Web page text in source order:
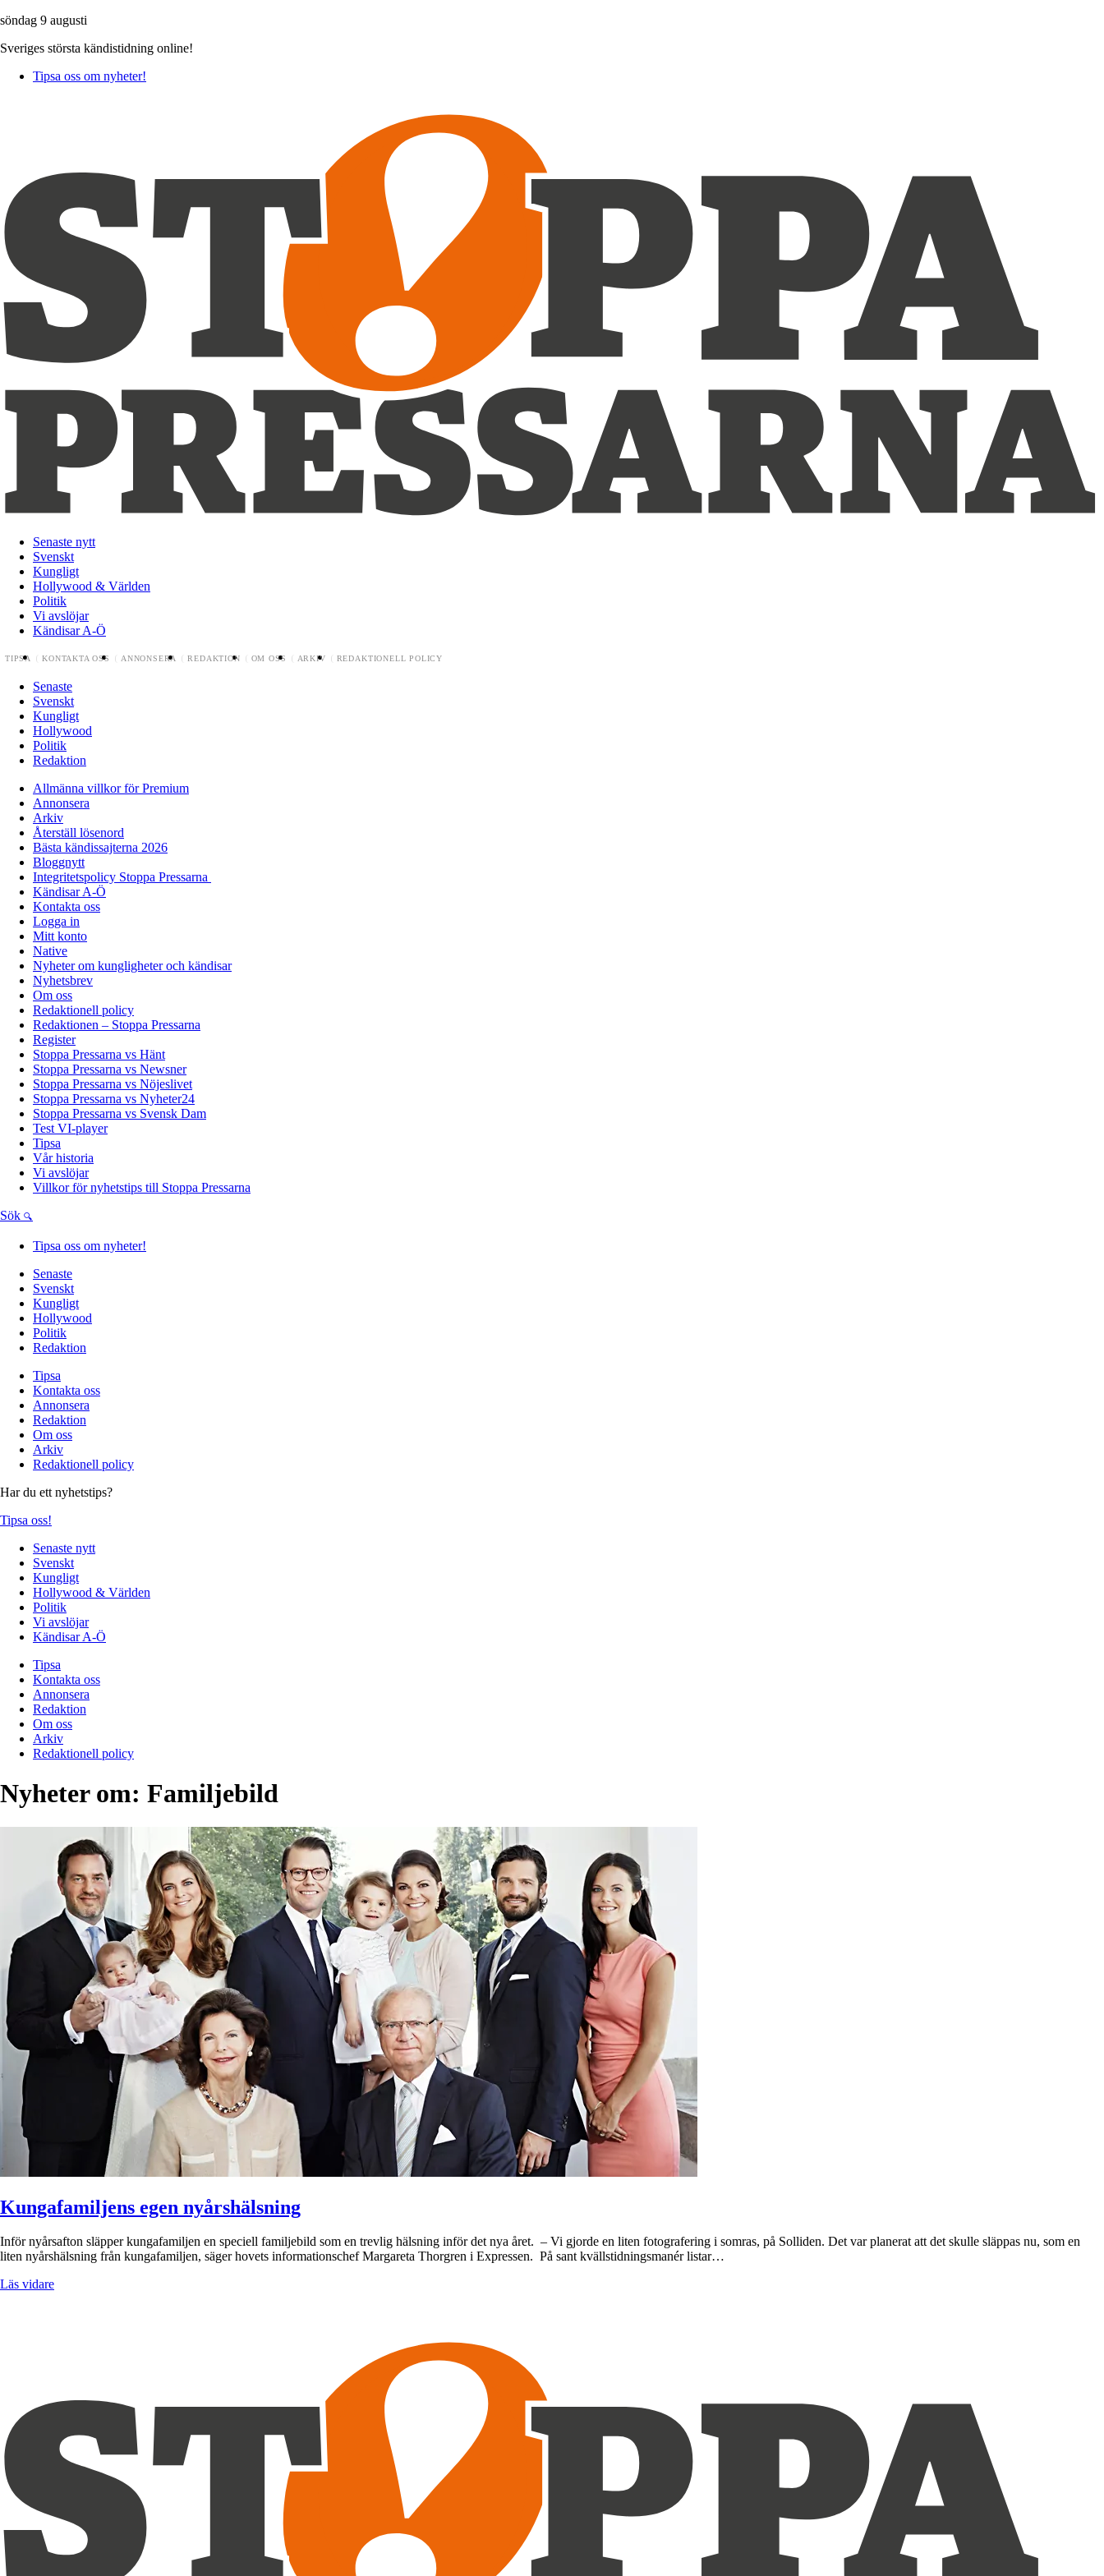
söndag 9 augusti
Sveriges största kändistidning online!
Tipsa oss om nyheter!
Senaste nytt
Svenskt
Kungligt
Hollywood & Världen
Politik
Vi avslöjar
Kändisar A-Ö
TIPSA KONTAKTA OSS ANNONSERA REDAKTION OM OSS ARKIV REDAKTIONELL POLICY
Senaste
Svenskt
Kungligt
Hollywood
Politik
Redaktion
Allmänna villkor för Premium
Annonsera
Arkiv
Återställ lösenord
Bästa kändissajterna 2026
Bloggnytt
Integritetspolicy Stoppa Pressarna
Kändisar A-Ö
Kontakta oss
Logga in
Mitt konto
Native
Nyheter om kungligheter och kändisar
Nyhetsbrev
Om oss
Redaktionell policy
Redaktionen – Stoppa Pressarna
Register
Stoppa Pressarna vs Hänt
Stoppa Pressarna vs Newsner
Stoppa Pressarna vs Nöjeslivet
Stoppa Pressarna vs Nyheter24
Stoppa Pressarna vs Svensk Dam
Test VI-player
Tipsa
Vår historia
Vi avslöjar
Villkor för nyhetstips till Stoppa Pressarna
Sök
Tipsa oss om nyheter!
Senaste
Svenskt
Kungligt
Hollywood
Politik
Redaktion
Tipsa
Kontakta oss
Annonsera
Redaktion
Om oss
Arkiv
Redaktionell policy
Har du ett nyhetstips?
Tipsa oss!
Senaste nytt
Svenskt
Kungligt
Hollywood & Världen
Politik
Vi avslöjar
Kändisar A-Ö
Tipsa
Kontakta oss
Annonsera
Redaktion
Om oss
Arkiv
Redaktionell policy
Nyheter om: Familjebild
Kungafamiljens egen nyårshälsning
Inför nyårsafton släpper kungafamiljen en speciell familjebild som en trevlig hälsning inför det nya året. – Vi gjorde en liten fotografering i somras, på Solliden. Det var planerat att det skulle släppas nu, som en
liten nyårshälsning från kungafamiljen, säger hovets informationschef Margareta Thorgren i Expressen. På sant kvällstidningsmanér listar…
Läs vidare